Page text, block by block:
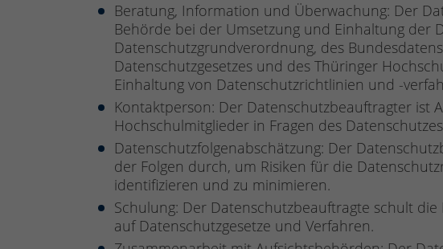
Beratung, Information und Überwachung: Der
Behörde bei der Umsetzung und Einhaltung der
Datenschutzgrundverordnung, des
Datenschutzgesetzes und des Thüringer
Einhaltung von Datenschutzrichtlinien und -
Kontaktperson: Der Datenschutzbeauftragter ist
Hochschulmitglieder in Fragen des Datenschutzes
Datenschutzfolgenabschätzung: Der
der Folgen durch, um Risiken für die
identifizieren und zu minimieren.
Schulung: Der Datenschutzbeauftragte schult
auf Datenschutzgesetze und Verfahren.